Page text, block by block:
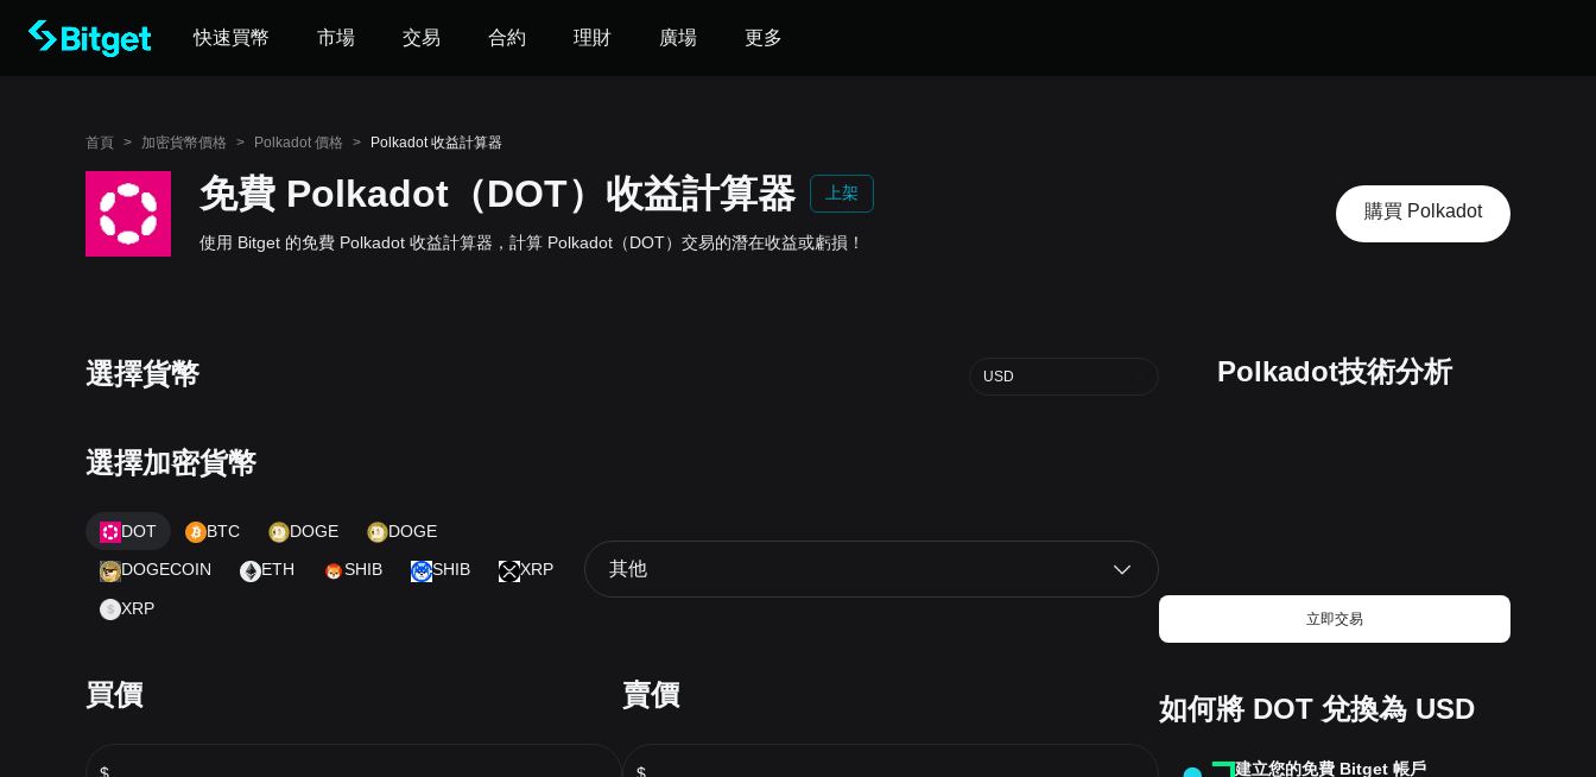
快速買幣 市場 交易 合約 理財 廣場 更多
首頁 > 加密貨幣價格 > Polkadot 價格 > Polkadot 收益計算器
免費 Polkadot（DOT）收益計算器 上架
使用 Bitget 的免費 Polkadot 收益計算器，計算 Polkadot（DOT）交易的潛在收益或虧損！
購買 Polkadot
選擇貨幣 USD
選擇加密貨幣
DOT BTC DOGE DOGE
DOGECOIN ETH SHIB SHIB XRP
XRP
其他
買價 賣價
Polkadot技術分析
立即交易
如何將 DOT 兌換為 USD
建立您的免費 Bitget 帳戶